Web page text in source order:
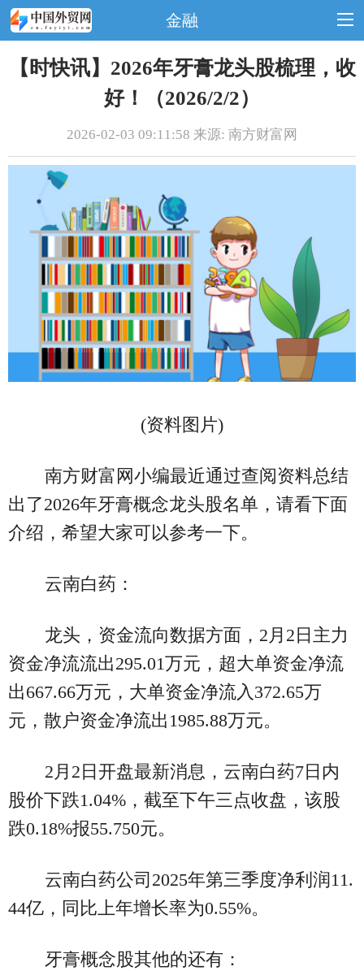
金融
【时快讯】2026年牙膏龙头股梳理，收
好！（2026/2/2）
2026-02-03 09:11:58 来源: 南方财富网
(资料图片)
南方财富网小编最近通过查阅资料总结
出了2026年牙膏概念龙头股名单，请看下面
介绍，希望大家可以参考一下。
云南白药：
龙头，资金流向数据方面，2月2日主力
资金净流流出295.01万元，超大单资金净流
出667.66万元，大单资金净流入372.65万
元，散户资金净流出1985.88万元。
2月2日开盘最新消息，云南白药7日内
股价下跌1.04%，截至下午三点收盘，该股
跌0.18%报55.750元。
云南白药公司2025年第三季度净利润11.
44亿，同比上年增长率为0.55%。
牙膏概念股其他的还有：